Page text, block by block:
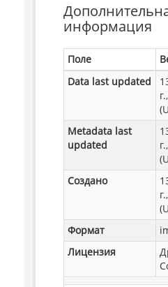
информация
Поле
Data last updated
Metadata last
updated
Создано
Формат
Лицензия